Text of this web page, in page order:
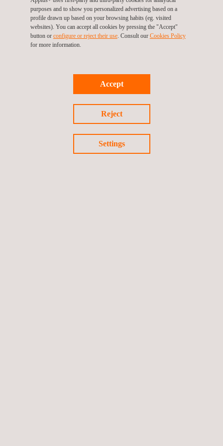
VERWANDTE DIENSTLEISTUNGEN
purposes and to show you personalized advertising based on a
profile drawn up based on your browsing habits (eg. visited
websites). You can accept all cookies by pressing the "Accept"
button or configure or reject their use. Consult our Cookies Policy
for more information.
Accept
Reject
Settings